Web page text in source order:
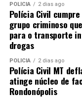
POLÍCIA 2 dias ago
Polícia Civil
grupo criminoso
para o transporte
drogas
POLÍCIA 2 dias ago
Polícia Civil MT
atinge núcleo de
Rondonópolis